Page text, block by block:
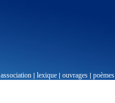
association | lexique | ouvrages | poèmes